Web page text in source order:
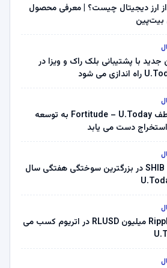
ارز دیجیتال چیست؟ | معرفی محصول
بیت‌پین
با پشتیبانی بلک راک و ویزا در
Zcash به لطف Fortitude – U.Today به توسعه
دست می یابد
2.96 میلیارد SHIB در بزرگترین سوختگی هفتگی سال
Ripple Mints 15 میلیون RLUSD در اتریوم کسب می